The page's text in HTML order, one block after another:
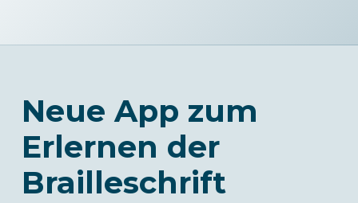
Neue App zum
Erlernen der
Brailleschrift